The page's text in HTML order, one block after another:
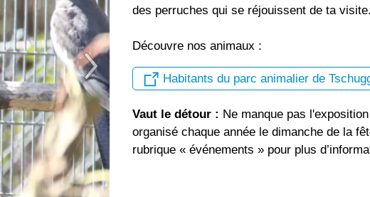
des perruches qui se réjouissent de ta visite.
Découvre nos animaux :
Habitants du parc animalier de
Vaut le détour : Ne manque pas
organisé chaque année le dimanche de la
rubrique « événements » pour plus